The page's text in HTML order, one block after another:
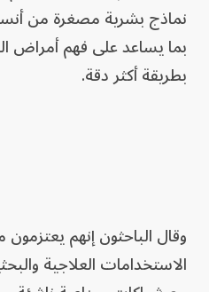
نماذج بشرية مصغرة من
بما يساعد على فهم أمراض
بطريقة أكثر دقة.
وقال الباحثون إنهم
الاستخدامات العلاجية